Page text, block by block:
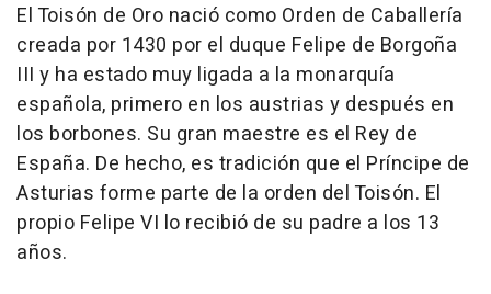
El Toisón de Oro nació como Orden de Caballería
creada por 1430 por el duque Felipe de Borgoña
III y ha estado muy ligada a la monarquía
española, primero en los austrias y después en
los borbones. Su gran maestre es el Rey de
España. De hecho, es tradición que el Príncipe de
Asturias forme parte de la orden del Toisón. El
propio Felipe VI lo recibió de su padre a los 13
años.